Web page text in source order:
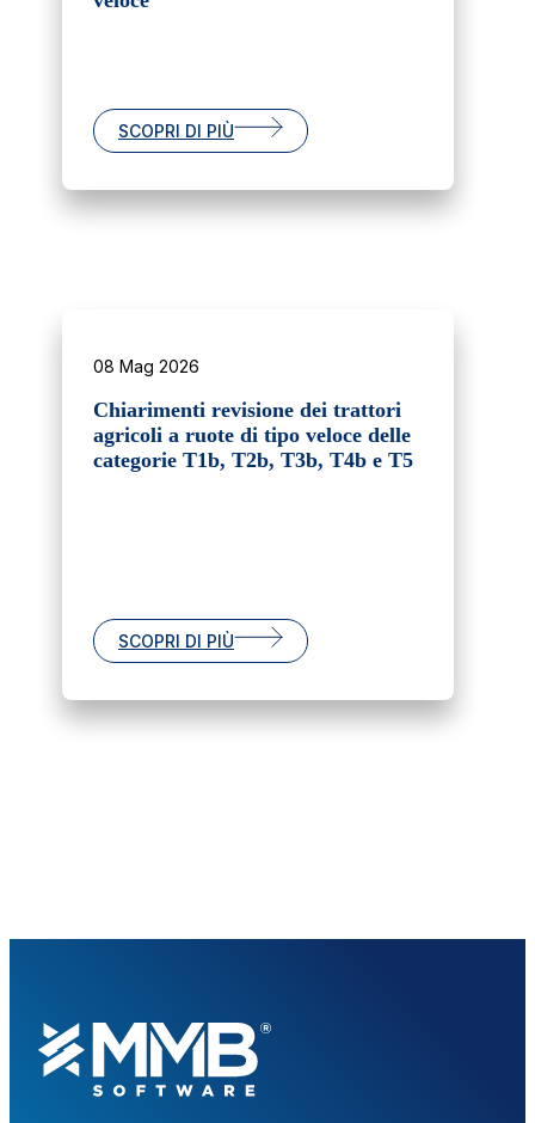
SCOPRI DI PIÙ
08 Mag 2026
Chiarimenti revisione dei trattori
agricoli a ruote di tipo veloce delle
categorie T1b, T2b, T3b, T4b e T5
SCOPRI DI PIÙ